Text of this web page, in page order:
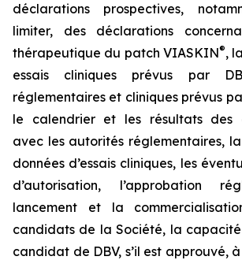
déclarations prospectives,
limiter, des déclarations
thérapeutique du patch VIASKIN®,
essais cliniques prévus par
réglementaires et cliniques prévus
le calendrier et les résultats des
avec les autorités réglementaires,
données d’essais cliniques, les
d’autorisation, l’approbation
lancement et la
candidats de la Société, la
candidat de DBV, s’il est approuvé,